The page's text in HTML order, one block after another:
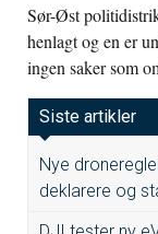
Sør-Øst
henlagt og en er
ingen saker som
Siste artikler
Nye
deklarere og